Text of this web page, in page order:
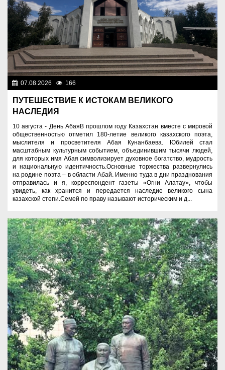
07.08.2026 166
ПУТЕШЕСТВИЕ К ИСТОКАМ ВЕЛИКОГО
НАСЛЕДИЯ
10 августа - День АбаяВ прошлом году Казахстан вместе с мировой
общественностью отметил 180-летие великого казахского поэта,
мыслителя и просветителя Абая Кунанбаева. Юбилей стал
масштабным культурным событием, объединившим тысячи людей,
для которых имя Абая символизирует духовное богатство, мудрость
и национальную идентичность.Основные торжества развернулись
на родине поэта – в области Абай. Именно туда в дни празднования
отправилась и я, корреспондент газеты «Огни Алатау», чтобы
увидеть, как хранится и передается наследие великого сына
казахской степи.Семей по праву называют историческим и д...